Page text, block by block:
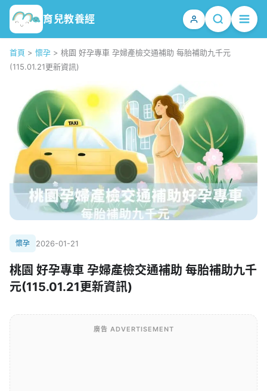
育兒教養經
首頁 > 懷孕 > 桃園 好孕專車 孕婦產檢交通補助 每胎補助九千元
(115.01.21更新資訊)
懷孕 2026-01-21
桃園 好孕專車 孕婦產檢交通補助 每胎補助九千
元(115.01.21更新資訊)
廣告 ADVERTISEMENT